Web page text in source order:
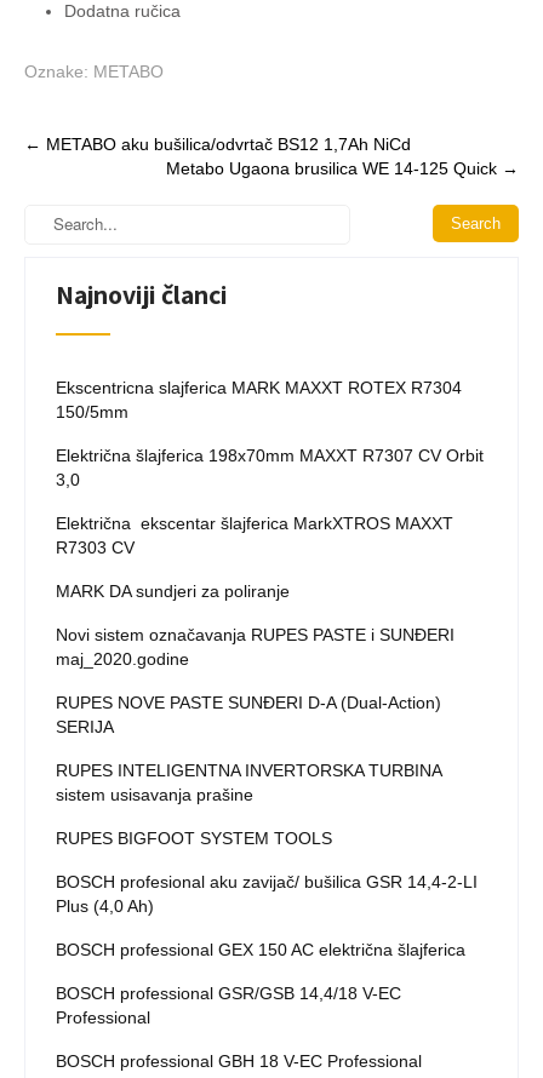
Dodatna ručica
Oznake: METABO
Post
← METABO aku bušilica/odvrtač BS12 1,7Ah NiCd
Metabo Ugaona brusilica WE 14-125 Quick →
Najnoviji članci
Ekscentricna slajferica MARK MAXXT ROTEX R7304
150/5mm
Električna šlajferica 198x70mm MAXXT R7307 CV Orbit
3,0
Električna ekscentar šlajferica MarkXTROS MAXXT
R7303 CV
MARK DA sundjeri za poliranje
Novi sistem označavanja RUPES PASTE i SUNĐERI
maj_2020.godine
RUPES NOVE PASTE SUNĐERI D-A (Dual-Action)
SERIJA
RUPES INTELIGENTNA INVERTORSKA TURBINA
sistem usisavanja prašine
RUPES BIGFOOT SYSTEM TOOLS
BOSCH profesional aku zavijač/ bušilica GSR 14,4-2-LI
Plus (4,0 Ah)
BOSCH professional GEX 150 AC električna šlajferica
BOSCH professional GSR/GSB 14,4/18 V-EC
Professional
BOSCH professional GBH 18 V-EC Professional